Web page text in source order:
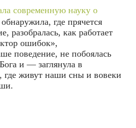
современную науку о
где прячется
разобралась, как работает
ошибок»,
поведение, не побоялась
и — заглянула в
где живут наши сны и вовеки